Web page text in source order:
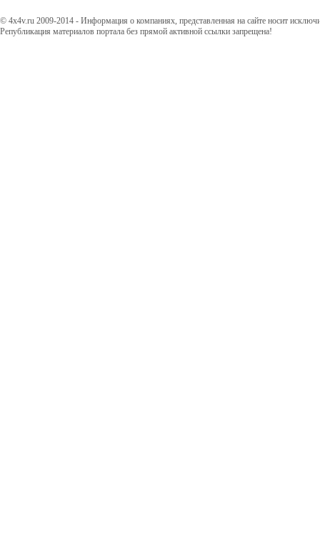
© 4x4v.ru 2009-2014 - Информация о компаниях, представленная на сайте носит
Републикация материалов портала без прямой активной ссылки запрещена!